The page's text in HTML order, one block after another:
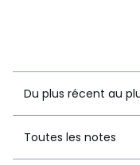
Du plus récent au
Toutes les notes